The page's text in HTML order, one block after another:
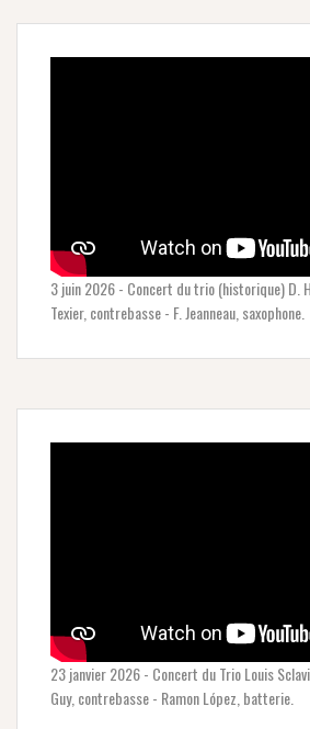
3 juin 2026 - Concert du trio (historique) D.
Texier, contrebasse - F. Jeanneau, saxophone.
23 janvier 2026 - Concert du Trio Louis
Guy, contrebasse - Ramon López, batterie.